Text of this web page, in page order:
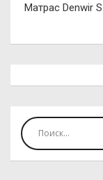
Матрас Denwir